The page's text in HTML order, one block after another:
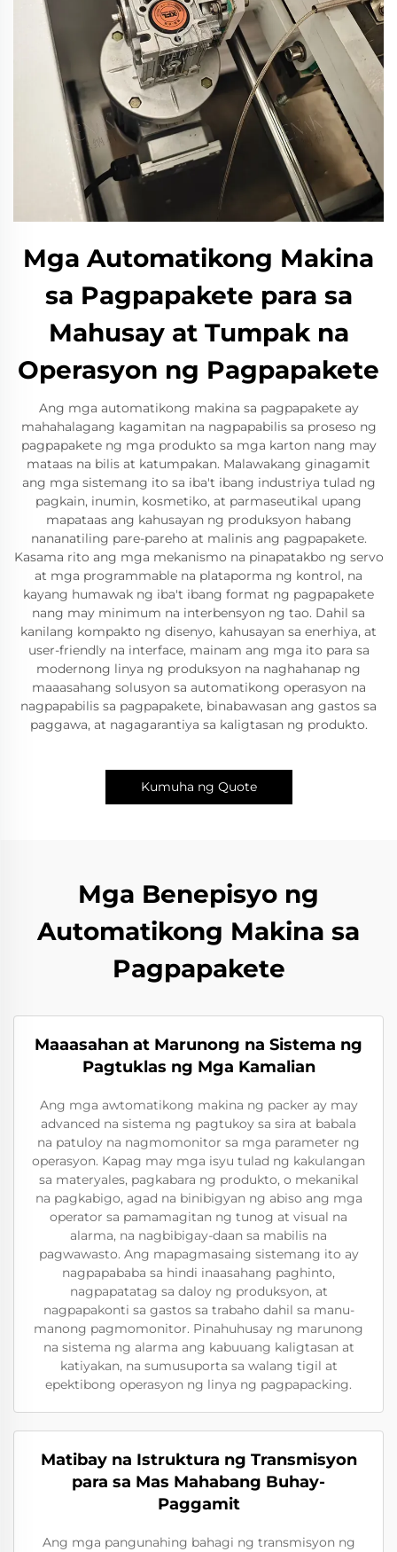
Mga Automatikong Makina
sa Pagpapakete para sa
Mahusay at Tumpak na
Operasyon ng Pagpapakete
Ang mga automatikong makina sa pagpapakete ay
mahahalagang kagamitan na nagpapabilis sa proseso ng
pagpapakete ng mga produkto sa mga karton nang may
mataas na bilis at katumpakan. Malawakang ginagamit
ang mga sistemang ito sa iba't ibang industriya tulad ng
pagkain, inumin, kosmetiko, at parmaseutikal upang
mapataas ang kahusayan ng produksyon habang
nananatiling pare-pareho at malinis ang pagpapakete.
Kasama rito ang mga mekanismo na pinapatakbo ng servo
at mga programmable na plataporma ng kontrol, na
kayang humawak ng iba't ibang format ng pagpapakete
nang may minimum na interbensyon ng tao. Dahil sa
kanilang kompakto ng disenyo, kahusayan sa enerhiya, at
user-friendly na interface, mainam ang mga ito para sa
modernong linya ng produksyon na naghahanap ng
maaasahang solusyon sa automatikong operasyon na
nagpapabilis sa pagpapakete, binabawasan ang gastos sa
paggawa, at nagagarantiya sa kaligtasan ng produkto.
Kumuha ng Quote
Mga Benepisyo ng
Automatikong Makina sa
Pagpapakete
Maaasahan at Marunong na Sistema ng
Pagtuklas ng Mga Kamalian
Ang mga awtomatikong makina ng packer ay may
advanced na sistema ng pagtukoy sa sira at babala
na patuloy na nagmomonitor sa mga parameter ng
operasyon. Kapag may mga isyu tulad ng kakulangan
sa materyales, pagkabara ng produkto, o mekanikal
na pagkabigo, agad na binibigyan ng abiso ang mga
operator sa pamamagitan ng tunog at visual na
alarma, na nagbibigay-daan sa mabilis na
pagwawasto. Ang mapagmasaing sistemang ito ay
nagpapababa sa hindi inaasahang paghinto,
nagpapatatag sa daloy ng produksyon, at
nagpapakonti sa gastos sa trabaho dahil sa manu-
manong pagmomonitor. Pinahuhusay ng marunong
na sistema ng alarma ang kabuuang kaligtasan at
katiyakan, na sumusuporta sa walang tigil at
epektibong operasyon ng linya ng pagpapacking.
Matibay na Istruktura ng Transmisyon
para sa Mas Mahabang Buhay-
Paggamit
Ang mga pangunahing bahagi ng transmisyon ng